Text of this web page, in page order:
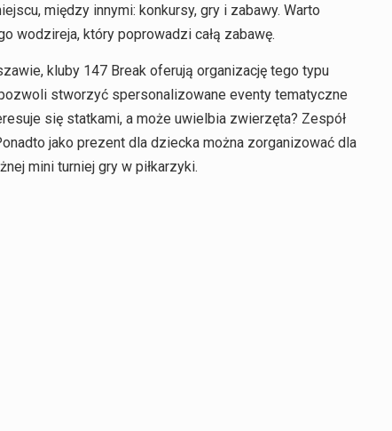
między innymi: konkursy, gry i zabawy. Warto
wodzireja, który poprowadzi całą zabawę.
kluby 147 Break oferują organizację tego typu
stworzyć spersonalizowane eventy tematyczne
się statkami, a może uwielbia zwierzęta? Zespół
jako prezent dla dziecka można zorganizować dla
mini turniej gry w piłkarzyki.